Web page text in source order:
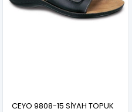
CEYO 9808-15 SİYAH TOPUK